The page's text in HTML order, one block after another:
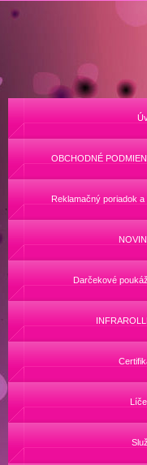
OBCHODNÉ
Reklamačný poriadok a
Darčekové